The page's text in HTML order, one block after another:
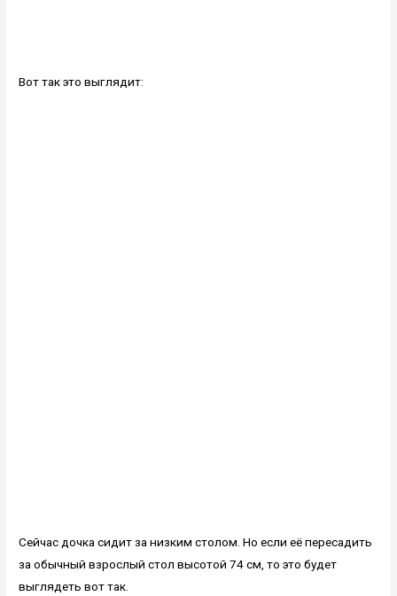
Вот так это выглядит:
Сейчас дочка сидит за низким столом. Но если её пересадить
за обычный взрослый стол высотой 74 см, то это будет
выглядеть вот так.